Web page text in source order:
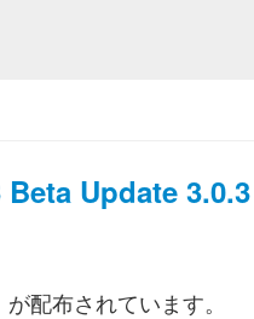
Update 3.0.3
が配布されています。